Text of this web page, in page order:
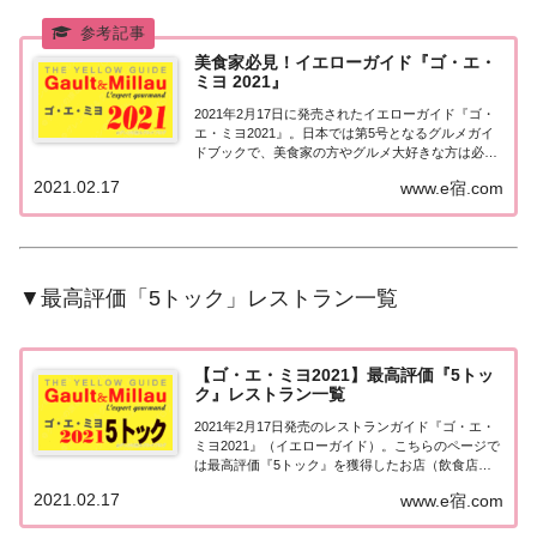
美食家必見！イエローガイド『ゴ・エ・
ミヨ 2021』
2021年2月17日に発売されたイエローガイド『ゴ・
エ・ミヨ2021』。日本では第5号となるグルメガイ
ドブックで、美食家の方やグルメ大好きな方は必見
詳しい情報についてご紹介しています。ゴエミヨ
2021日本ではまだまだ馴染みがありま...
www.e宿.com
2021.02.17
▼最高評価「5トック」レストラン一覧
【ゴ・エ・ミヨ2021】最高評価『5トッ
ク』レストラン一覧
2021年2月17日発売のレストランガイド『ゴ・エ・
ミヨ2021』（イエローガイド）。こちらのページで
は最高評価『5トック』を獲得したお店（飲食店・
2021『5トック』ゴ・エ・ミヨ2021で、ゴエミヨ
（ゴーミヨ）最高評価となる『5トック』...
www.e宿.com
2021.02.17